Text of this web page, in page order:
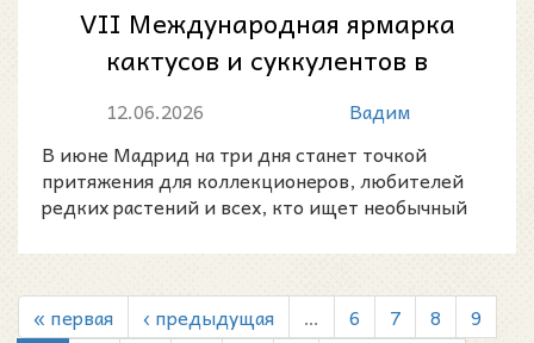
VII Международная ярмарка
кактусов и суккулентов в
Мадриде: зелёный уикенд в
Розаледе Парк...
12.06.2026
Вадим
В июне Мадрид на три дня станет точкой
притяжения для коллекционеров, любителей
редких растений и всех, кто ищет необычный
« первая ‹ предыдущая … 6 7 8
9